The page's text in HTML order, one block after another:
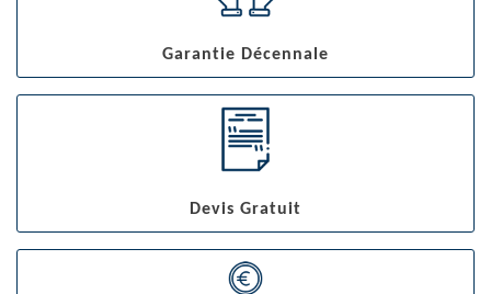
Garantie Décennale
Devis Gratuit